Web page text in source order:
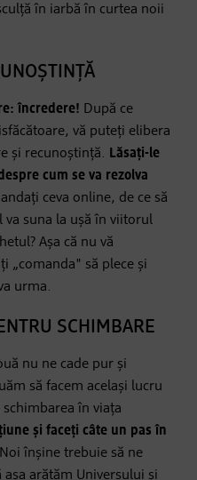
în iarbă în curtea noii
încredere! După ce
vă puteți elibera
și recunoștință. Lăsați-le
cum se va rezolva
ceva online, de ce să
va suna la ușă în viitorul
Așa că nu vă
„comanda" să plece și
urma.
SCHIMBARE
nu ne cade pur și
să facem același lucru
în viața
și faceți câte un pas în
Noi înșine trebuie să ne
arătăm Universului și